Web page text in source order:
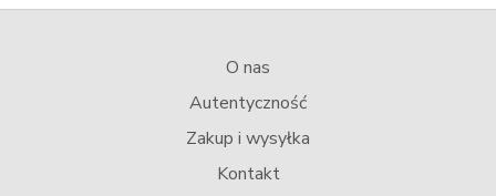
O nas
Autentyczność
Zakup i wysyłka
Kontakt